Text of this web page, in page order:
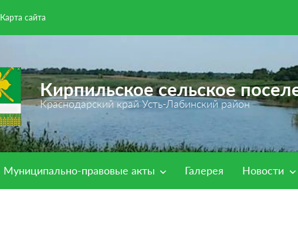
Карта сайта
Кирпильское сельское
Краснодарский край Усть-Лабинский район
Муниципально-правовые акты Галерея Новости